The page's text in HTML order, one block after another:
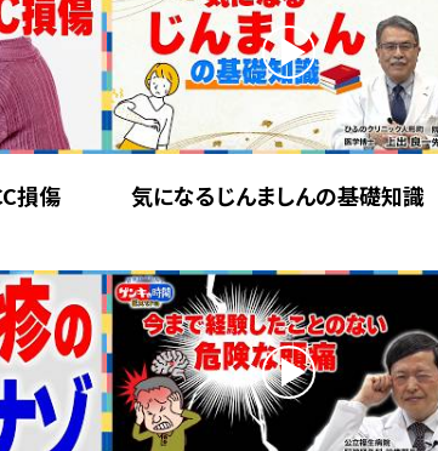
損傷 気になるじんましんの基礎知識